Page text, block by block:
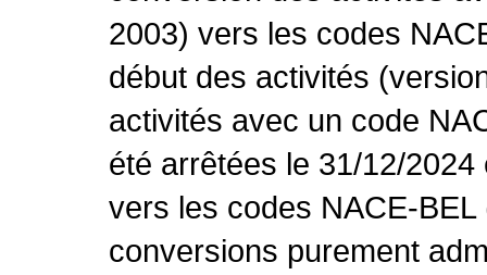
2003) vers les codes
début des activités
activités avec un code
été arrêtées le 31/12/
vers les codes NACE-
conversions purement